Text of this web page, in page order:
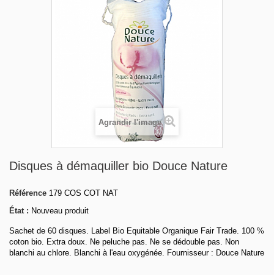
Agrandir l'image
Disques à démaquiller bio Douce Nature
Référence 179 COS COT NAT
État : Nouveau produit
Sachet de 60 disques. Label Bio Equitable Organique Fair Trade. 100 %
coton bio. Extra doux. Ne peluche pas. Ne se dédouble pas. Non
blanchi au chlore. Blanchi à l'eau oxygénée. Fournisseur : Douce Nature